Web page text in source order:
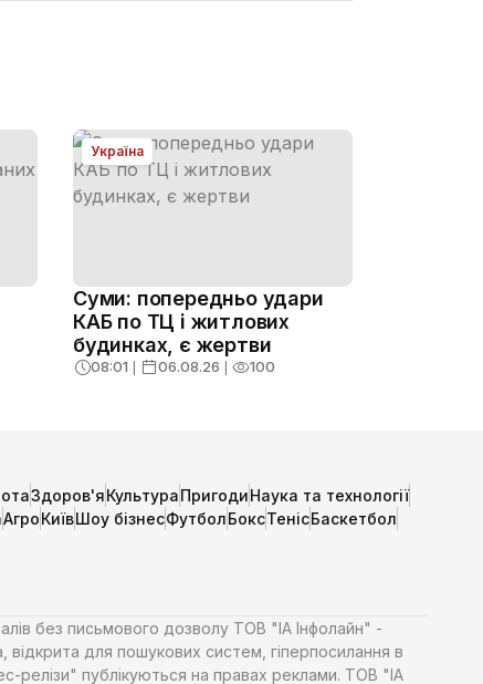
Україна
Суми: попередньо удари
КАБ по ТЦ і житлових
будинках, є жертви
08:01 ❘ 06.08.26 ❘ 100
Здоров'яКультураПригодиНаука та технології
АгроКиївШоу бізнесФутболБоксТенісБаскетбол
без письмового дозволу ТОВ "ІА Інфолайн" -
для пошукових систем, гіперпосилання в
релізи" публікуються на правах реклами. ТОВ "ІА